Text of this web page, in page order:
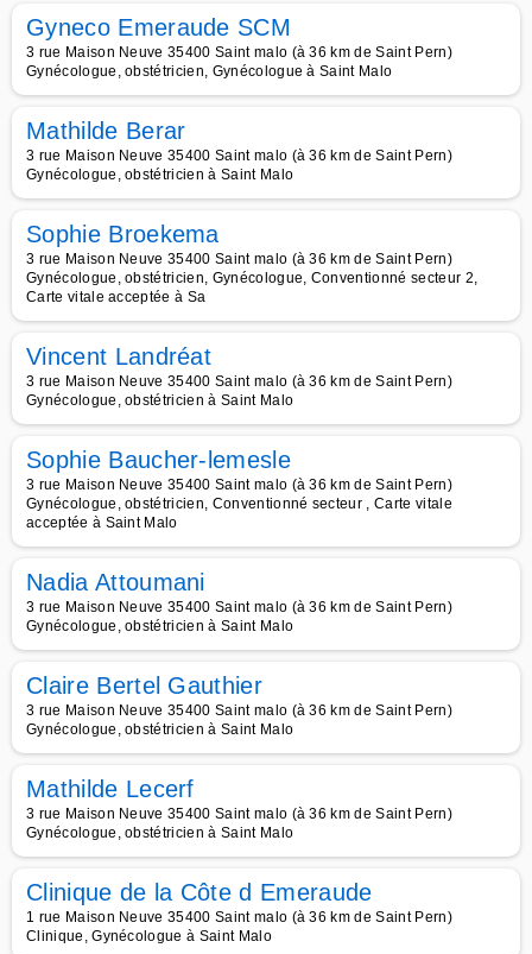
Gyneco Emeraude SCM
3 rue Maison Neuve 35400 Saint malo (à 36 km de Saint Pern)
Gynécologue, obstétricien, Gynécologue à Saint Malo
Mathilde Berar
3 rue Maison Neuve 35400 Saint malo (à 36 km de Saint Pern)
Gynécologue, obstétricien à Saint Malo
Sophie Broekema
3 rue Maison Neuve 35400 Saint malo (à 36 km de Saint Pern)
Gynécologue, obstétricien, Gynécologue, Conventionné secteur 2,
Carte vitale acceptée à Sa
Vincent Landréat
3 rue Maison Neuve 35400 Saint malo (à 36 km de Saint Pern)
Gynécologue, obstétricien à Saint Malo
Sophie Baucher-lemesle
3 rue Maison Neuve 35400 Saint malo (à 36 km de Saint Pern)
Gynécologue, obstétricien, Conventionné secteur , Carte vitale
acceptée à Saint Malo
Nadia Attoumani
3 rue Maison Neuve 35400 Saint malo (à 36 km de Saint Pern)
Gynécologue, obstétricien à Saint Malo
Claire Bertel Gauthier
3 rue Maison Neuve 35400 Saint malo (à 36 km de Saint Pern)
Gynécologue, obstétricien à Saint Malo
Mathilde Lecerf
3 rue Maison Neuve 35400 Saint malo (à 36 km de Saint Pern)
Gynécologue, obstétricien à Saint Malo
Clinique de la Côte d Emeraude
1 rue Maison Neuve 35400 Saint malo (à 36 km de Saint Pern)
Clinique, Gynécologue à Saint Malo